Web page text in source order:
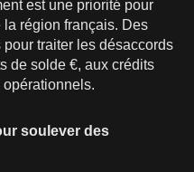
est une priorité pour
région français. Des
traiter les désaccords
de solde €, aux crédits
soulever des